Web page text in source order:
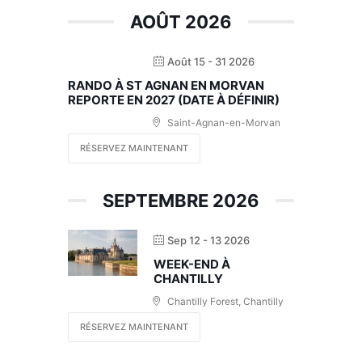
AOÛT 2026
Août 15 - 31 2026
RANDO À ST AGNAN EN MORVAN
REPORTE EN 2027 (DATE À DÉFINIR)
Saint-Agnan-en-Morvan
RÉSERVEZ MAINTENANT
SEPTEMBRE 2026
Sep 12 - 13 2026
WEEK-END À
CHANTILLY
Chantilly Forest, Chantilly
RÉSERVEZ MAINTENANT